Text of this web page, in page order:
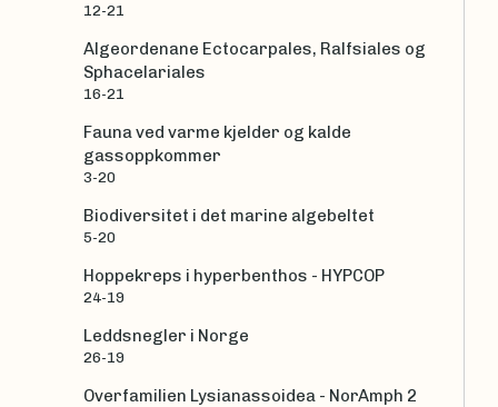
12-21
Algeordenane Ectocarpales, Ralfsiales og
Sphacelariales
16-21
Fauna ved varme kjelder og kalde
gassoppkommer
3-20
Biodiversitet i det marine algebeltet
5-20
Hoppekreps i hyperbenthos - HYPCOP
24-19
Leddsnegler i Norge
26-19
Overfamilien Lysianassoidea - NorAmph 2